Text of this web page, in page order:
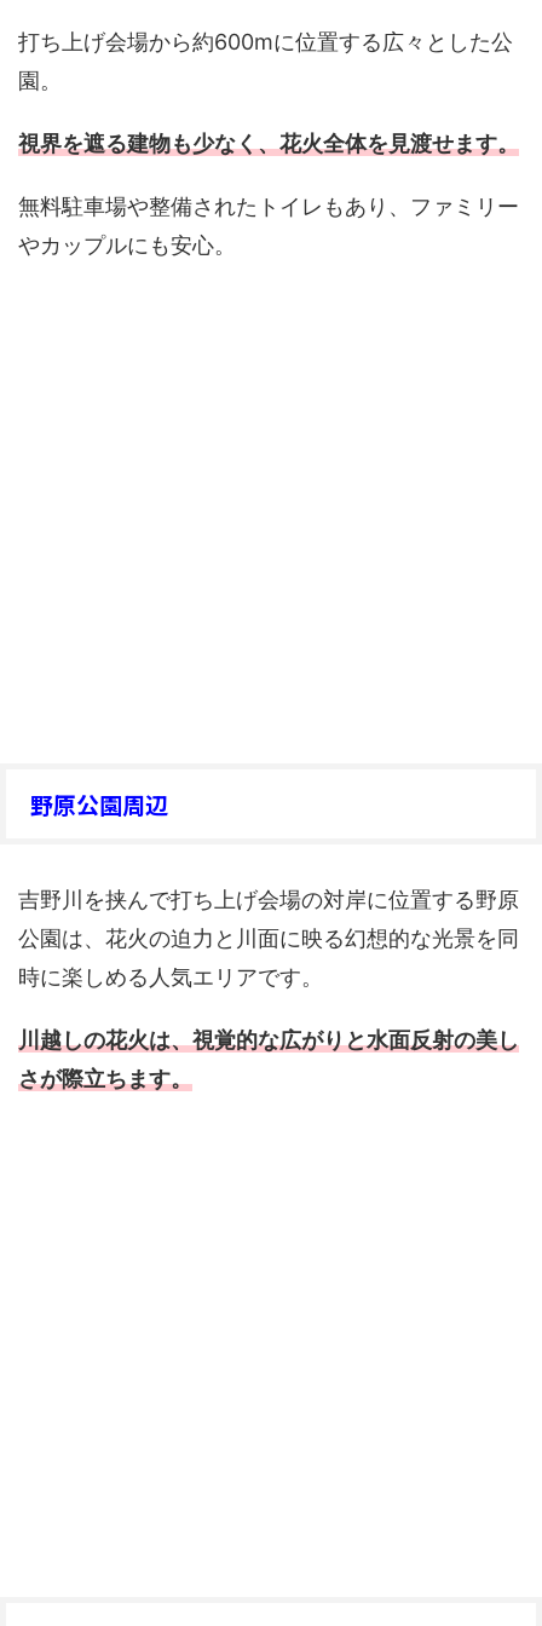
打ち上げ会場から約600mに位置する広々とした公
園。
視界を遮る建物も少なく、花火全体を見渡せます。
無料駐車場や整備されたトイレもあり、ファミリー
やカップルにも安心。
野原公園周辺
吉野川を挟んで打ち上げ会場の対岸に位置する野原
公園は、花火の迫力と川面に映る幻想的な光景を同
時に楽しめる人気エリアです。
川越しの花火は、視覚的な広がりと水面反射の美し
さが際立ちます。